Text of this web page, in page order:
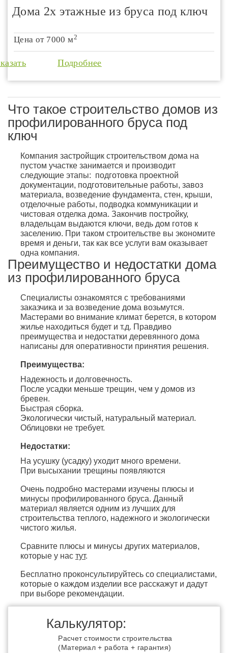
Дома 2х этажные из бруса под ключ
Цена от 7000 м2
Подробнее
Что такое строительство домов из
профилированного бруса под
ключ
Компания застройщик строительством дома на
пустом участке занимается и производит
следующие этапы: подготовка проектной
документации, подготовительные работы, завоз
материала, возведение фундамента, стен, крыши,
отделочные работы, подводка коммуникации и
чистовая отделка дома. Закончив постройку,
владельцам выдаются ключи, ведь дом готов к
заселению. При таком строительстве вы экономите
время и деньги, так как все услуги вам оказывает
одна компания.
Преимущество и недостатки дома
из профилированного бруса
Специалисты ознакомятся с требованиями
заказчика и за возведение дома возьмутся.
Мастерами во внимание климат берется, в котором
жилье находиться будет и т.д. Правдиво
преимущества и недостатки деревянного дома
написаны для оперативности принятия решения.
Преимущества:
Надежность и долговечность.
После усадки меньше трещин, чем у домов из
бревен.
Быстрая сборка.
Экологически чистый, натуральный материал.
Облицовки не требует.
Недостатки:
На усушку (усадку) уходит много времени.
При высыхании трещины появляются
Очень подробно мастерами изучены плюсы и
минусы профилированного бруса. Данный
материал является одним из лучших для
строительства теплого, надежного и экологически
чистого жилья.
Сравните плюсы и минусы других материалов,
которые у нас тут.
Бесплатно проконсультируйтесь со специалистами,
которые о каждом изделии все расскажут и дадут
при выборе рекомендации.
Калькулятор:
Расчет стоимости строительства
(Материал + работа + гарантия)